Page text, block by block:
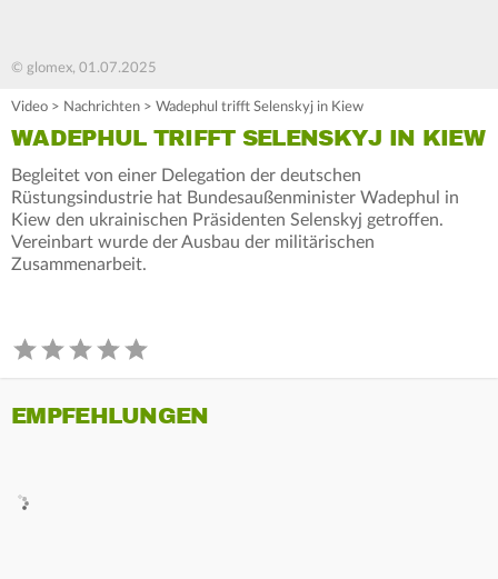
© glomex, 01.07.2025
Video > Nachrichten > Wadephul trifft Selenskyj in Kiew
WADEPHUL TRIFFT SELENSKYJ IN KIEW
Begleitet von einer Delegation der deutschen
Rüstungsindustrie hat Bundesaußenminister Wadephul in
Kiew den ukrainischen Präsidenten Selenskyj getroffen.
Vereinbart wurde der Ausbau der militärischen
Zusammenarbeit.
EMPFEHLUNGEN